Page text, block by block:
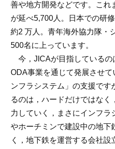
善や地方開発などです。これ
が延べ5,700人。日本での研
約2 万人。青年海外協力隊・
500名に上っています。
今，JICAが目指しているの
ODA事業を通じて発展させ
ンフラシステム」の支援です
るのは，ハードだけではなく
力していく，まさにインフラ
やホーチミンで建設中の地下
く，地下鉄を運営する会社